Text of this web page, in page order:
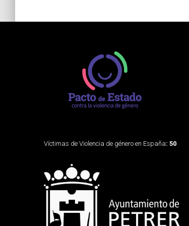
Víctimas de Violencia de género en España: 50